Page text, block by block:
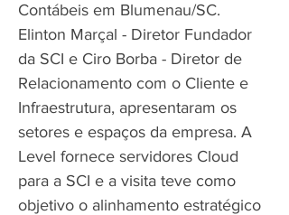
Contábeis em Blumenau/SC.
Elinton Marçal - Diretor Fundador
da SCI e Ciro Borba - Diretor de
Relacionamento com o Cliente e
Infraestrutura, apresentaram os
setores e espaços da empresa. A
Level fornece servidores Cloud
para a SCI e a visita teve como
objetivo o alinhamento estratégico